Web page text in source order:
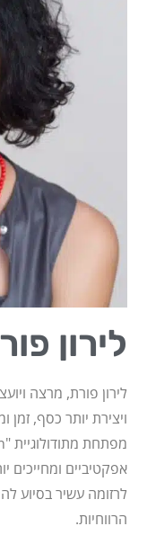
לירון
לירון פורת, מרצה
ויצירת יותר כסף, זמן
אפקטיביים ומחייכים
לרזומה עשיר בסיוע
הרווחיות.